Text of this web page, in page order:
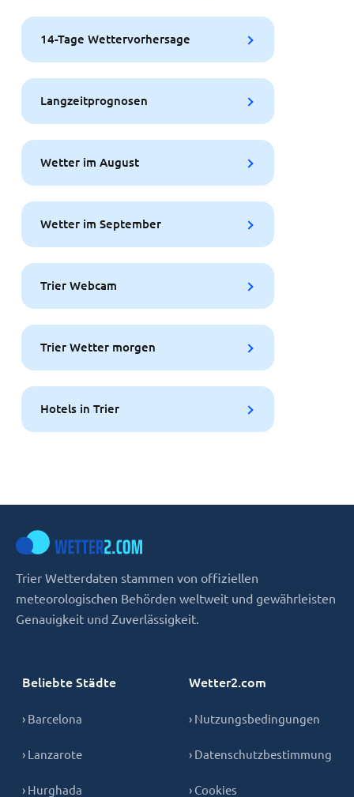
14-Tage Wettervorhersage
Langzeitprognosen
Wetter im August
Wetter im September
Trier Webcam
Trier Wetter morgen
Hotels in Trier
Trier Wetterdaten stammen von offiziellen
meteorologischen Behörden weltweit und gewährleisten
Genauigkeit und Zuverlässigkeit.
Beliebte Städte
› Barcelona
› Lanzarote
› Hurghada
Wetter2.com
› Nutzungsbedingungen
› Datenschutzbestimmung
› Cookies